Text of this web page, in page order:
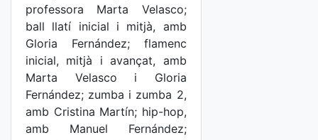
professora Marta Velasco;
ball llatí inicial i mitjà, amb
Gloria Fernández; flamenc
inicial, mitjà i avançat, amb
Marta Velasco i Gloria
Fernández; zumba i zumba 2,
amb Cristina Martín; hip-hop,
amb Manuel Fernández;